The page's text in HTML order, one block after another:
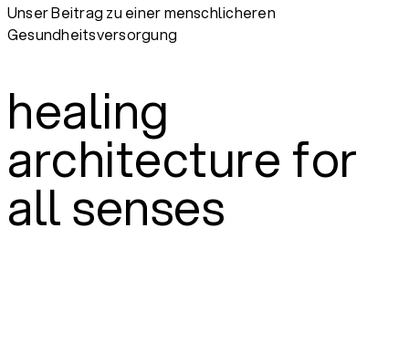
Unser Beitrag zu einer menschlicheren
Gesundheitsversorgung
healing
architecture for
all senses